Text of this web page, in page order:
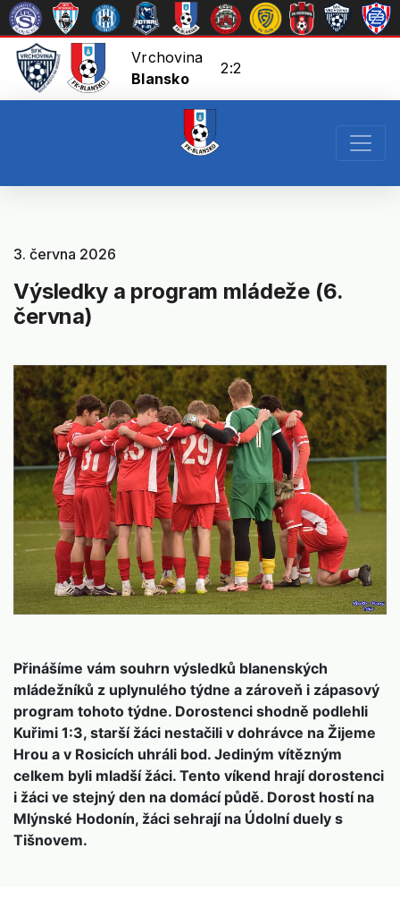
Vrchovina
Blansko
2:2
3. června 2026
Výsledky a program mládeže (6.
června)
Přinášíme vám souhrn výsledků blanenských
mládežníků z uplynulého týdne a zároveň i zápasový
program tohoto týdne. Dorostenci shodně podlehli
Kuřimi 1:3, starší žáci nestačili v dohrávce na Žijeme
Hrou a v Rosicích uhráli bod. Jediným vítězným
celkem byli mladší žáci. Tento víkend hrají dorostenci
i žáci ve stejný den na domácí půdě. Dorost hostí na
Mlýnské Hodonín, žáci sehrají na Údolní duely s
Tišnovem.